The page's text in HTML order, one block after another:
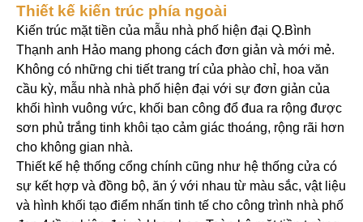
Thiết kế kiến trúc phía ngoài
Kiến trúc mặt tiền của mẫu nhà phố hiện đại Q.Bình
Thạnh anh Hảo mang phong cách đơn giản và mới mẻ.
Không có những chi tiết trang trí của phào chỉ, hoa văn
cầu kỳ, mẫu nhà nhà phố hiện đại với sự đơn giản của
khối hình vuông vức, khối ban công đổ đua ra rộng được
sơn phủ trắng tinh khôi tạo cảm giác thoáng, rộng rãi hơn
cho không gian nhà.
Thiết kế hệ thống cổng chính cũng như hệ thống cửa có
sự kết hợp và đồng bộ, ăn ý với nhau từ màu sắc, vật liệu
và hình khối tạo điểm nhấn tinh tế cho công trình nhà phố